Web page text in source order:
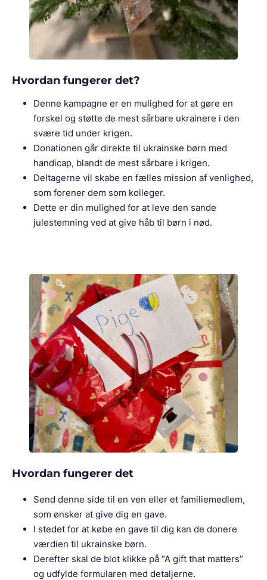
Hvordan fungerer det?
Denne kampagne er en mulighed for at gøre en
forskel og støtte de mest sårbare ukrainere i den
svære tid under krigen.
Donationen går direkte til ukrainske børn med
handicap, blandt de mest sårbare i krigen.
Deltagerne vil skabe en fælles mission af venlighed,
som forener dem som kolleger.
Dette er din mulighed for at leve den sande
julestemning ved at give håb til børn i nød.
Hvordan fungerer det
Send denne side til en ven eller et familiemedlem,
som ønsker at give dig en gave.
I stedet for at købe en gave til dig kan de donere
værdien til ukrainske børn.
Derefter skal de blot klikke på “A gift that matters”
og udfylde formularen med detaljerne.